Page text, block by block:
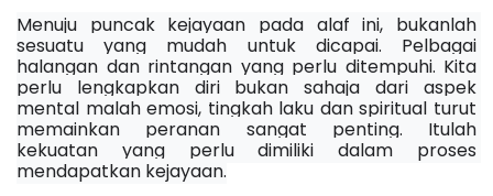
Menuju puncak kejayaan pada alaf ini, bukanlah
sesuatu yang mudah untuk dicapai. Pelbagai
halangan dan rintangan yang perlu ditempuhi. Kita
perlu lengkapkan diri bukan sahaja dari aspek
mental malah emosi, tingkah laku dan spiritual turut
memainkan peranan sangat penting. Itulah
kekuatan yang perlu dimiliki dalam proses
mendapatkan kejayaan.